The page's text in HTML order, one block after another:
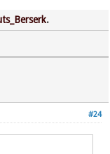
ancianos por
estaba
supe atender
bla bla
base bíblica
porque no
poniendo los
.
#24